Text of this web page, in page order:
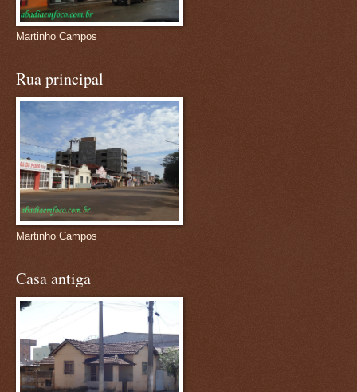
Martinho Campos
Rua principal
Martinho Campos
Casa antiga